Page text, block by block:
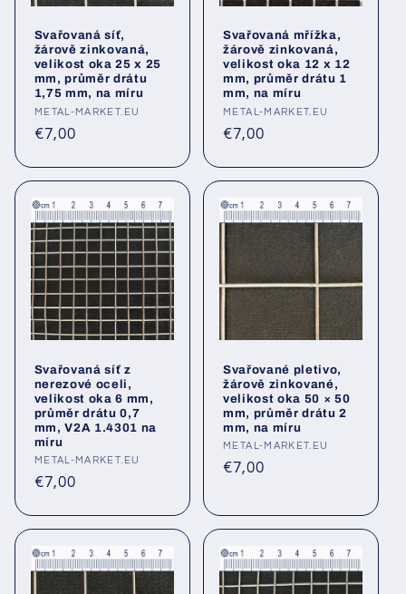
Svařovaná síť,
žárově zinkovaná,
velikost oka 25 x 25
mm, průměr drátu
1,75 mm, na míru
Poskytovatel:
METAL-MARKET.EU
Běžná
€7,00
Svařovaná mřížka,
žárově zinkovaná,
velikost oka 12 x 12
mm, průměr drátu 1
mm, na míru
Poskytovatel:
METAL-MARKET.EU
Běžná
€7,00
Svařovaná síť z
nerezové oceli,
velikost oka 6 mm,
průměr drátu 0,7
mm, V2A 1.4301 na
míru
Poskytovatel:
METAL-MARKET.EU
Běžná
€7,00
Svařované pletivo,
žárově zinkované,
velikost oka 50 × 50
mm, průměr drátu 2
mm, na míru
Poskytovatel:
METAL-MARKET.EU
Běžná
€7,00